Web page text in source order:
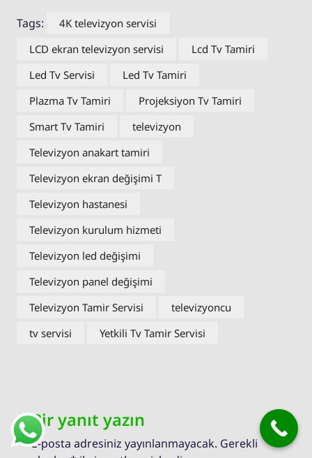
Tags:
4K televizyon servisi
LCD ekran televizyon servisi
Lcd Tv Tamiri
Led Tv Servisi
Led Tv Tamiri
Plazma Tv Tamiri
Projeksiyon Tv Tamiri
Smart Tv Tamiri
televizyon
Televizyon anakart tamiri
Televizyon ekran değişimi T
Televizyon hastanesi
Televizyon kurulum hizmeti
Televizyon led değişimi
Televizyon panel değişimi
Televizyon Tamir Servisi
televizyoncu
tv servisi
Yetkili Tv Tamir Servisi
Bir yanıt yazın
E-posta adresiniz yayınlanmayacak. Gerekli